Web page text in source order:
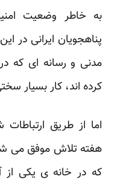
به خاطر وضعیت
پناهجویان ایرانی در
مدنی و رسانه ای که
کرده اند، کار بسیار
اما از طریق
هفته تلاش موفق می
که در خانه ی یکی از